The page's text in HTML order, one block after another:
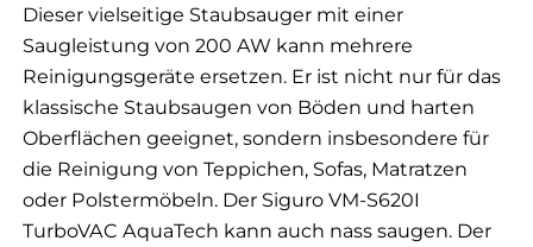
Dieser vielseitige Staubsauger mit einer
Saugleistung von 200 AW kann mehrere
Reinigungsgeräte ersetzen. Er ist nicht nur für das
klassische Staubsaugen von Böden und harten
Oberflächen geeignet, sondern insbesondere für
die Reinigung von Teppichen, Sofas, Matratzen
oder Polstermöbeln. Der Siguro VM-S620I
TurboVAC AquaTech kann auch nass saugen. Der